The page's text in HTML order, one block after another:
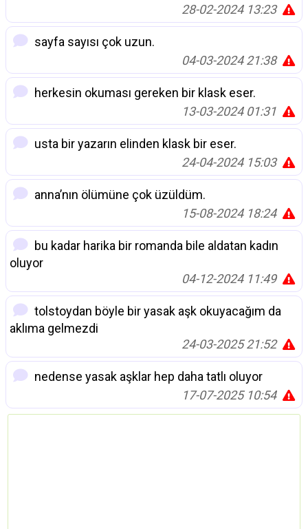
28-02-2024 13:23
sayfa sayısı çok uzun.
04-03-2024 21:38
herkesin okuması gereken bir klask eser.
13-03-2024 01:31
usta bir yazarın elinden klask bir eser.
24-04-2024 15:03
anna’nın ölümüne çok üzüldüm.
15-08-2024 18:24
bu kadar harika bir romanda bile aldatan kadın
oluyor
04-12-2024 11:49
tolstoydan böyle bir yasak aşk okuyacağım da
aklıma gelmezdi
24-03-2025 21:52
nedense yasak aşklar hep daha tatlı oluyor
17-07-2025 10:54